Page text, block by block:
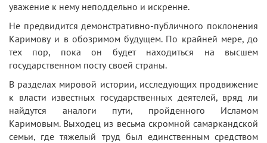
уважение к нему неподдельно и искренне.
Не предвидится демонстративно-публичного поклонения
Каримову и в обозримом будущем. По крайней мере, до
тех пор, пока он будет находиться на высшем
государственном посту своей страны.
В разделах мировой истории, исследующих продвижение
к власти известных государственных деятелей, вряд ли
найдутся аналоги пути, пройденного Исламом
Каримовым. Выходец из весьма скромной самаркандской
семьи, где тяжелый труд был единственным средством